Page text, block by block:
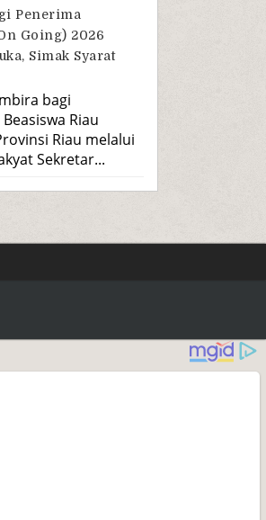
Penerima
Going) 2026
Simak Syarat
bagi
Riau
Riau melalui
Sekretar...